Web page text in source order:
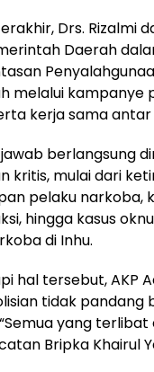
Drs. Rizalmi
Daerah
melalui kampanye
kerja sama antar
berlangsung
kritis, mulai dari
pelaku narkoba,
hingga kasus
di Inhu.
hal tersebut, AKP
tidak pandang
yang terlibat
Bripka Khairul